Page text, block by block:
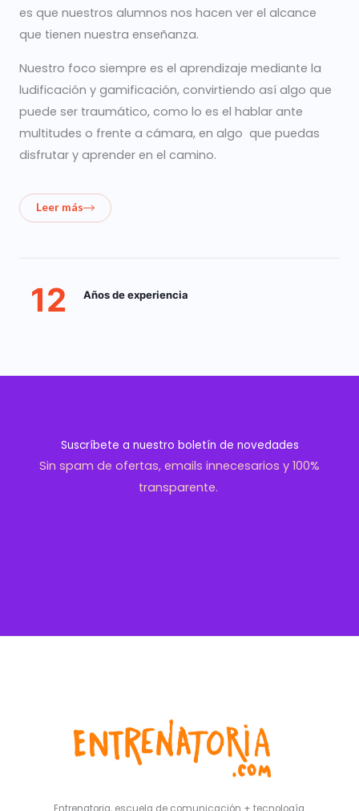
es que nuestros alumnos nos hacen ver el alcance
que tienen nuestra enseñanza.
Nuestro foco siempre es el aprendizaje mediante la
ludificación y gamificación, convirtiendo así algo que
puede ser traumático, como lo es el hablar ante
multitudes o frente a cámara, en algo que puedas
disfrutar y aprender en el camino.
Leer más
12 Años de experiencia
Suscríbete a nuestro boletín de novedades
Sin spam de ofertas, emails innecesarios y 100%
transparente.